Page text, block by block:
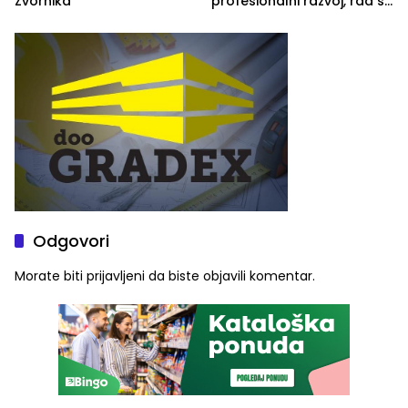
služba građanima
Odgovori
Morate biti prijavljeni da biste objavili komentar.